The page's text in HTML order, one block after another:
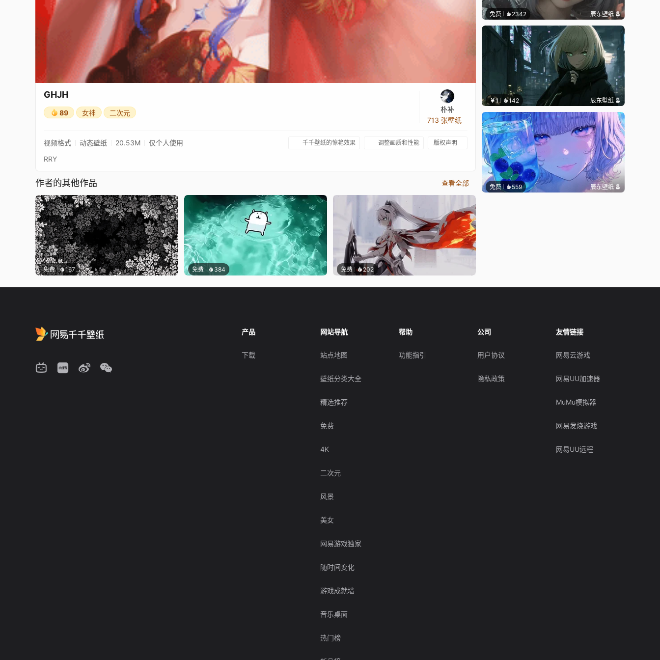
GHJH
89 女神 二次元
朴补
713 张壁纸
视频格式 动态壁纸 20.53M 仅个人使用 千千壁纸的惊艳效果 调整画质和性能 版权声明
RRY
作者的其他作品 查看全部
免费 167 免费 384 免费 202
免费 2342 辰东壁纸
￥1 142 辰东壁纸
免费 559 辰东壁纸
产品
下载
网站导航
站点地图
壁纸分类大全
精选推荐
免费
4K
二次元
风景
美女
网易游戏独家
随时间变化
游戏成就墙
音乐桌面
热门榜
帮助
功能指引
公司
用户协议
隐私政策
友情链接
网易云游戏
网易UU加速器
MuMu模拟器
网易发烧游戏
网易UU远程